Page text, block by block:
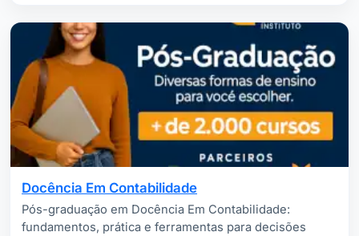
Docência Em Contabilidade
Pós-graduação em Docência Em Contabilidade:
fundamentos, prática e ferramentas para decisões